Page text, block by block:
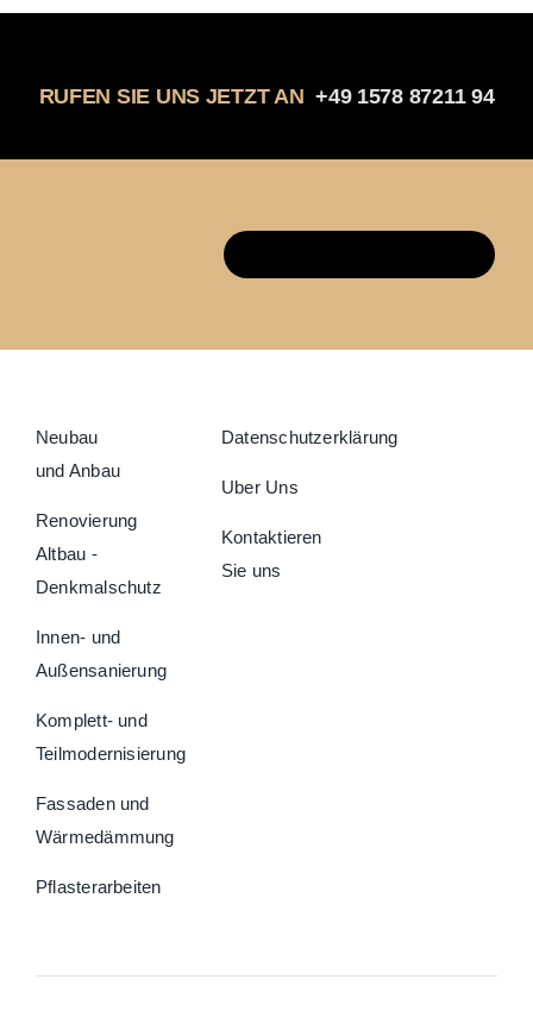
RUFEN SIE UNS JETZT AN+49 1578 87211 94
Neubau
und Anbau
Renovierung
Altbau -
Denkmalschutz
Innen- und
Außensanierung
Komplett- und
Teilmodernisierung
Fassaden und
Wärmedämmung
Pflasterarbeiten
Datenschutzerklärung
Uber Uns
Kontaktieren
Sie uns